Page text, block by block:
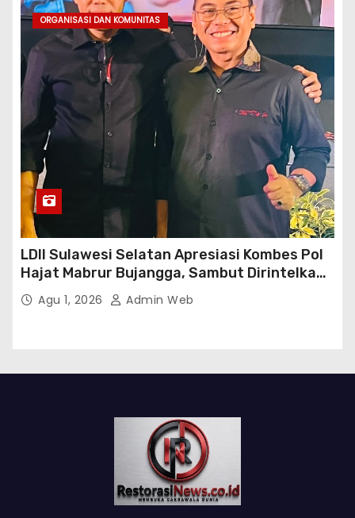
ORGANISASI DAN KOMUNITAS
LDII Sulawesi Selatan Apresiasi Kombes Pol
Hajat Mabrur Bujangga, Sambut Dirintelkam
Baru Kombes Pol Dulfi Muis
Agu 1, 2026 Admin Web